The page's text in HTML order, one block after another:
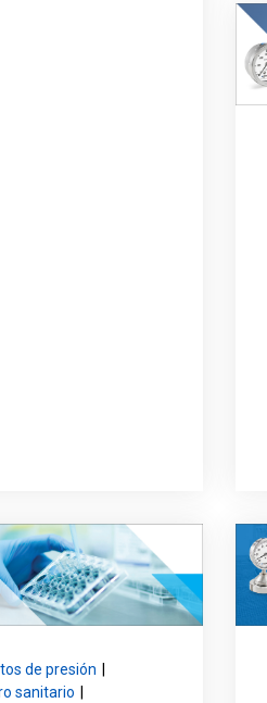
de presión
sanitario